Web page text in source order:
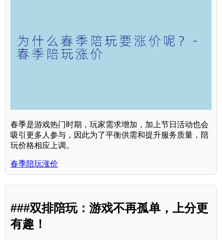
春季是游戏热门时期，玩家需求增加，加上节日活动也会
吸引更多人参与，因此为了平衡供需和提升服务质量，陪
玩价格相应上调。
春季陪玩涨价
###双排陪玩：游戏不再孤单，上分更
有趣！